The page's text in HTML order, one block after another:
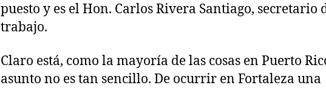
puesto y es el Hon. Carlos Rivera Santiago, secretario
trabajo.
Claro está, como la mayoría de las cosas en Puerto
asunto no es tan sencillo. De ocurrir en Fortaleza una